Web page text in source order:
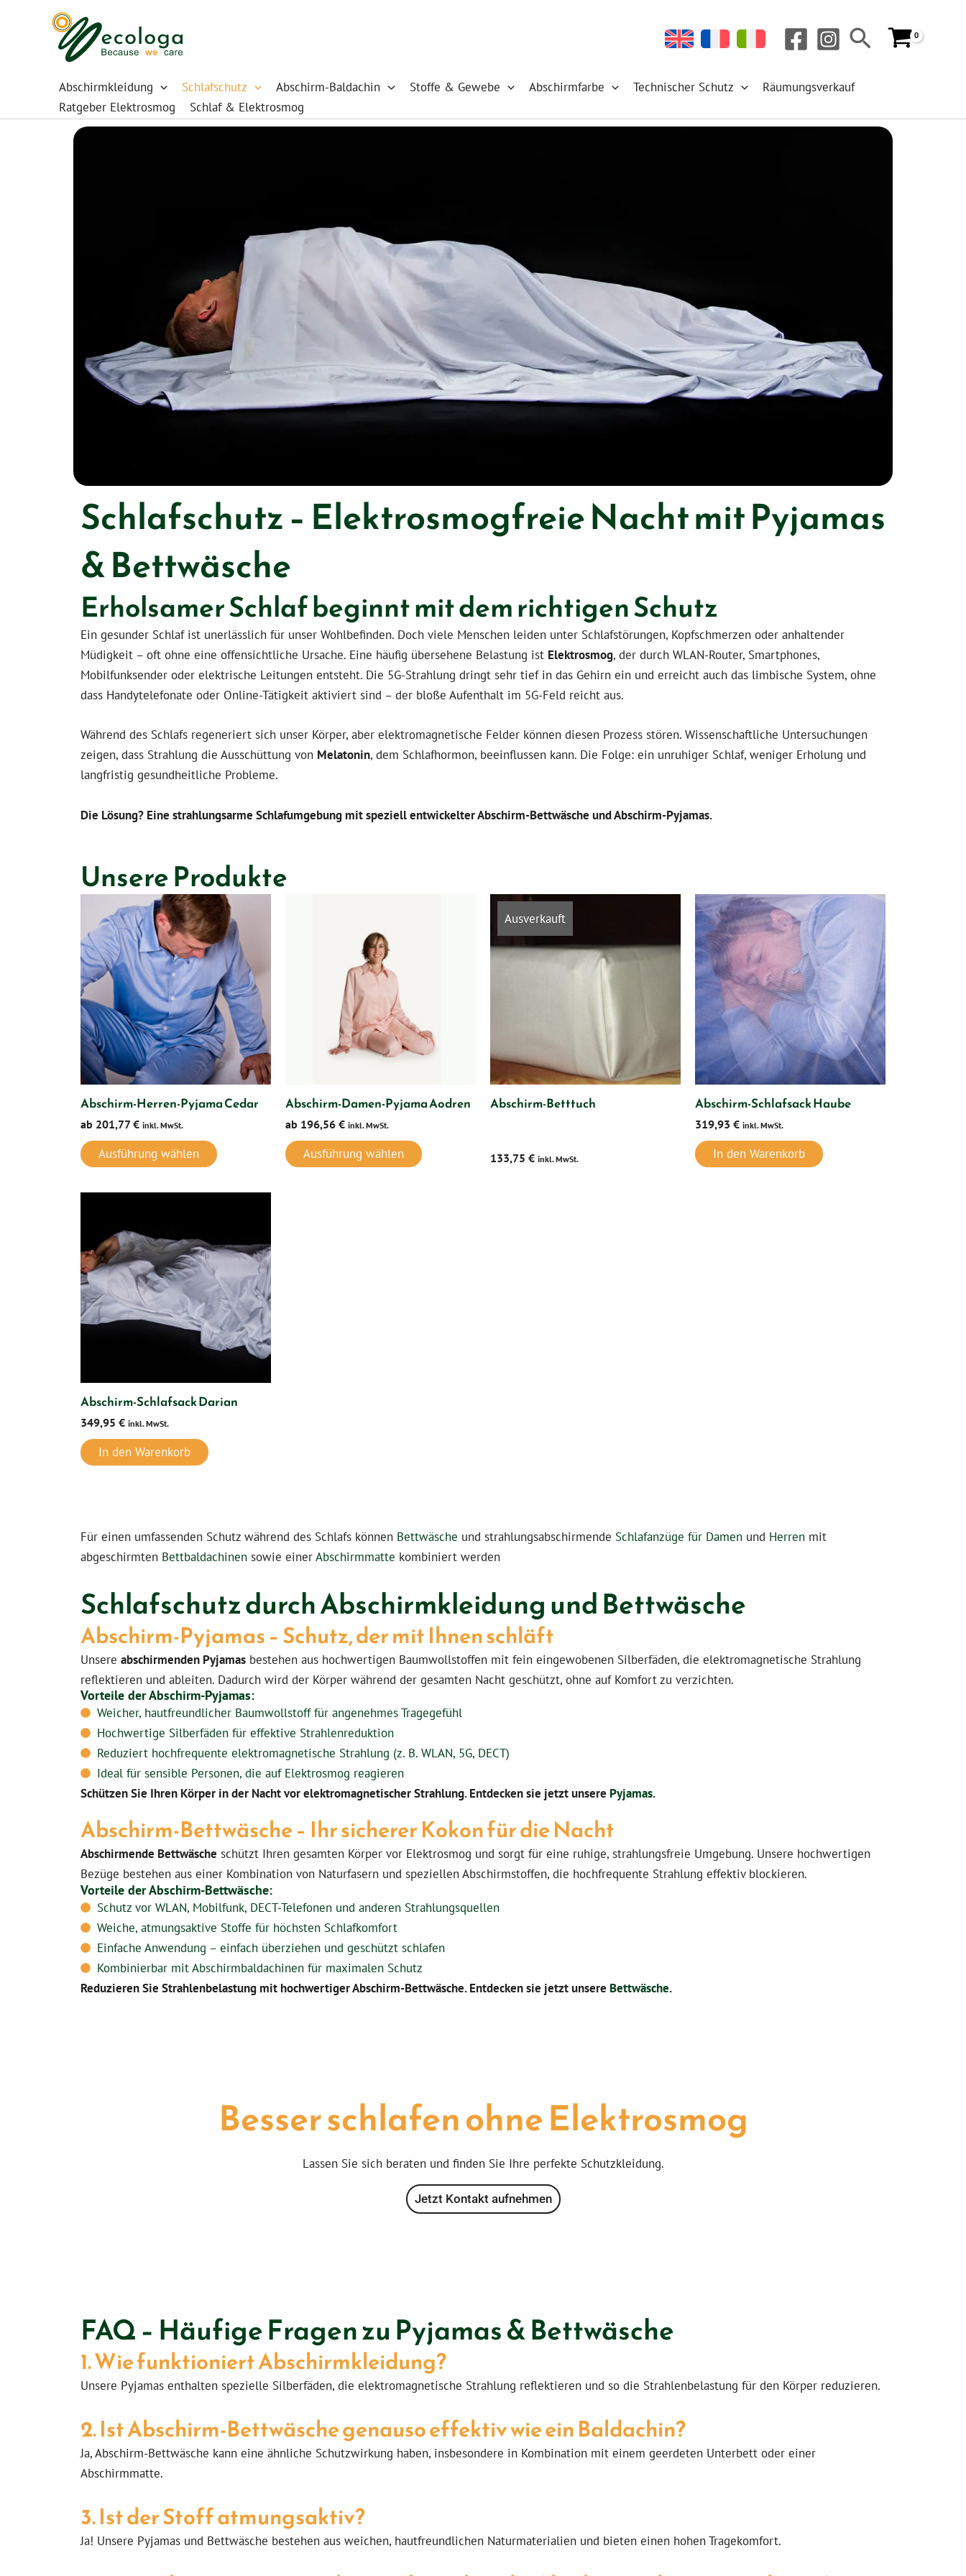
Suchen
Abschirmkleidung Schlafschutz Abschirm-Baldachin Stoffe & Gewebe Abschirmfarbe Technischer Schutz
Räumungsverkauf
Ratgeber Elektrosmog
Schlaf & Elektrosmog
Schlafschutz – Elektrosmogfreie Nacht mit Pyjamas
& Bettwäsche
Erholsamer Schlaf beginnt mit dem richtigen Schutz
Ein gesunder Schlaf ist unerlässlich für unser Wohlbefinden. Doch viele Menschen leiden unter Schlafstörungen, Kopfschmerzen oder anhaltender
Müdigkeit – oft ohne eine offensichtliche Ursache. Eine häufig übersehene Belastung ist Elektrosmog, der durch WLAN-Router, Smartphones,
Mobilfunksender oder elektrische Leitungen entsteht. Die 5G-Strahlung dringt sehr tief in das Gehirn ein und erreicht auch das limbische System, ohne
dass Handytelefonate oder Online-Tätigkeit aktiviert sind – der bloße Aufenthalt im 5G-Feld reicht aus.
Während des Schlafs regeneriert sich unser Körper, aber elektromagnetische Felder können diesen Prozess stören. Wissenschaftliche Untersuchungen
zeigen, dass Strahlung die Ausschüttung von Melatonin, dem Schlafhormon, beeinflussen kann. Die Folge: ein unruhiger Schlaf, weniger Erholung und
langfristig gesundheitliche Probleme.
Die Lösung? Eine strahlungsarme Schlafumgebung mit speziell entwickelter Abschirm-Bettwäsche und Abschirm-Pyjamas.
Unsere Produkte
Abschirm-Herren-Pyjama Cedar
ab 201,77€ inkl. MwSt.
Ausführung wählen
Abschirm-Damen-Pyjama Aodren
ab 196,56 € inkl. MwSt.
Ausführung wählen
Ausverkauft
Abschirm-Betttuch
133,75 € inkl. MwSt.
Abschirm-Schlafsack Haube
319,93 € inkl. MwSt.
In den Warenkorb
Abschirm-Schlafsack Darian
349,95 € inkl. MwSt.
In den Warenkorb
Für einen umfassenden Schutz während des Schlafs können Bettwäsche und strahlungsabschirmende Schlafanzüge für Damen und Herren mit
abgeschirmten Bettbaldachinen sowie einerAbschirmmatte kombiniert werden
Schlafschutz durch Abschirmkleidung und Bettwäsche
Abschirm-Pyjamas – Schutz, der mit Ihnen schläft
Unsere abschirmenden Pyjamas bestehen aus hochwertigen Baumwollstoffen mit fein eingewobenen Silberfäden, die elektromagnetische Strahlung
reflektieren und ableiten. Dadurch wird der Körper während der gesamten Nacht geschützt, ohne auf Komfort zu verzichten.
Vorteile der Abschirm-Pyjamas:
Weicher, hautfreundlicher Baumwollstoff für angenehmes Tragegefühl
Hochwertige Silberfäden für effektive Strahlenreduktion
Reduziert hochfrequente elektromagnetische Strahlung (z. B. WLAN, 5G, DECT)
Ideal für sensible Personen, die auf Elektrosmog reagieren
Schützen Sie Ihren Körper in der Nacht vor elektromagnetischer Strahlung. Entdecken sie jetzt unsere Pyjamas.
Abschirm-Bettwäsche – Ihr sicherer Kokon für die Nacht
Abschirmende Bettwäsche schützt Ihren gesamten Körper vor Elektrosmog und sorgt für eine ruhige, strahlungsfreie Umgebung. Unsere hochwertigen
Bezüge bestehen aus einer Kombination von Naturfasern und speziellen Abschirmstoffen, die hochfrequente Strahlung effektiv blockieren.
Vorteile der Abschirm-Bettwäsche:
Schutz vor WLAN, Mobilfunk, DECT-Telefonen und anderen Strahlungsquellen
Weiche, atmungsaktive Stoffe für höchsten Schlafkomfort
Einfache Anwendung – einfach überziehen und geschützt schlafen
Kombinierbar mit Abschirmbaldachinen für maximalen Schutz
Reduzieren Sie Strahlenbelastung mit hochwertiger Abschirm-Bettwäsche. Entdecken sie jetzt unsere Bettwäsche.
Besser schlafen ohne Elektrosmog
Lassen Sie sich beraten und finden Sie Ihre perfekte Schutzkleidung.
Jetzt Kontakt aufnehmen
FAQ – Häufige Fragen zu Pyjamas & Bettwäsche
1. Wie funktioniert Abschirmkleidung?
Unsere Pyjamas enthalten spezielle Silberfäden, die elektromagnetische Strahlung reflektieren und so die Strahlenbelastung für den Körper reduzieren.
2. Ist Abschirm-Bettwäsche genauso effektiv wie ein Baldachin?
Ja, Abschirm-Bettwäsche kann eine ähnliche Schutzwirkung haben, insbesondere in Kombination mit einem geerdeten Unterbett oder einer
Abschirmmatte.
3. Ist der Stoff atmungsaktiv?
Ja! Unsere Pyjamas und Bettwäsche bestehen aus weichen, hautfreundlichen Naturmaterialien und bieten einen hohen Tragekomfort.